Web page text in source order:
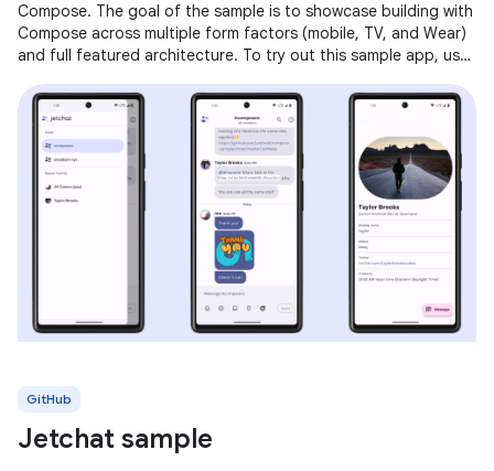
Compose. The goal of the sample is to showcase building with
Compose across multiple form factors (mobile, TV, and Wear)
and full featured architecture. To try out this sample app, use
GitHub
Jetchat sample